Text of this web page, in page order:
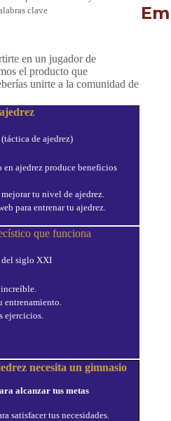
clave
en un jugador de
el producto que
unirte a la comunidad de
de ajedrez)
en ajedrez produce beneficios
tu nivel de ajedrez.
para entrenar tu ajedrez.
que funciona
del siglo XXI
entrenamiento.
ejercicios.
necesita un gimnasio
alcanzar tus metas
satisfacer tus necesidades.